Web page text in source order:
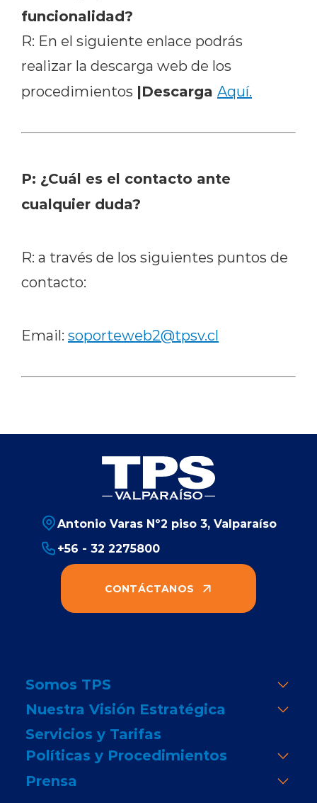
funcionalidad?
R: En el siguiente enlace podrás
realizar la descarga web de los
procedimientos |Descarga Aquí.
P: ¿Cuál es el contacto ante
cualquier duda?
R: a través de los siguientes puntos de
contacto:
Email: soporteweb2@tpsv.cl
Antonio Varas Nº2 piso 3, Valparaíso
+56 - 32 2275800
CONTÁCTANOS
Somos TPS
Nuestra Visión Estratégica
Servicios y Tarifas
Políticas y Procedimientos
Prensa